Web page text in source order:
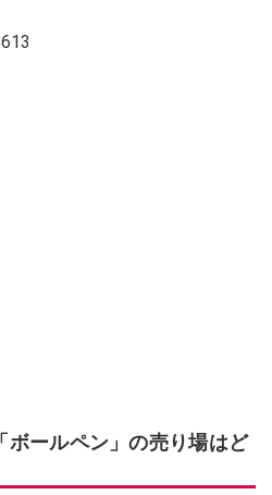
ールペン」の売り場はど